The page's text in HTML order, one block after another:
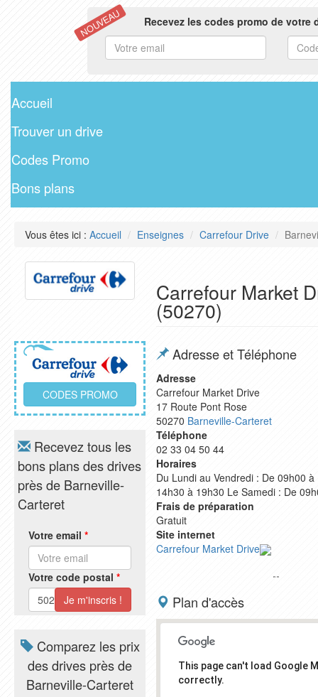
NOUVEAU Recevez les codes promo de votre
Accueil
Trouver un drive
Codes Promo
Bons plans
Vous êtes ici : Accueil Enseignes Carrefour Drive
Carrefour Market
(50270)
CODES PROMO
Recevez tous les
bons plans des drives
près de Barneville-
Carteret
Votre email *
Votre code postal *
Comparez les prix
des drives près de
Barneville-Carteret
Adresse et Téléphone
Adresse
Carrefour Market Drive
17 Route Pont Rose
50270 Barneville-Carteret
Téléphone
02 33 04 50 44
Horaires
Du Lundi au Vendredi : De 09h00
14h30 à 19h30 Le Samedi : De
Frais de préparation
Gratuit
Site internet
Carrefour Market Drive
""
Plan d'accès
This page can't load Google
correctly.